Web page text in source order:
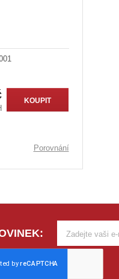
KOUPIT
Porovnání